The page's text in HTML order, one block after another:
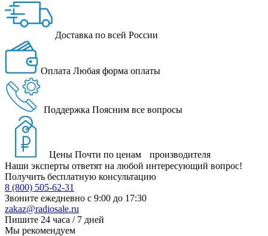
Доставка по всей России
Оплата Любая форма оплаты
Поддержка Поясним все вопросы
Цены Почти по ценам производителя
Наши эксперты ответят на любой интересующий вопрос!
Получить бесплатную консультацию
8 (800) 505-62-31
Звоните ежедневно с 9:00 до 17:30
zakaz@radiosale.ru
Пишите 24 часа / 7 дней
Мы рекомендуем